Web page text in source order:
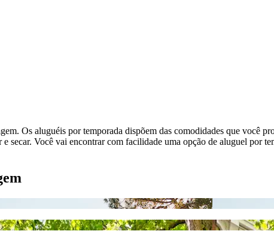
Os aluguéis por temporada dispõem das comodidades que você
secar. Você vai encontrar com facilidade uma opção de aluguel por